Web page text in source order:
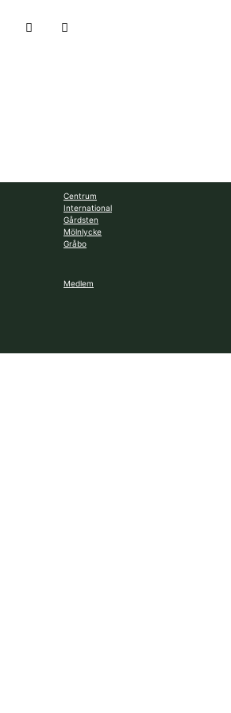
Centrum
International
Gårdsten
Mölnlycke
Gråbo
Medlem